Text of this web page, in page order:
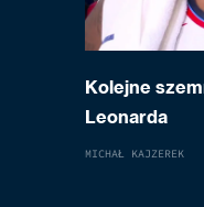
Kolejne
Leonarda
MICHAŁ KAJZEREK